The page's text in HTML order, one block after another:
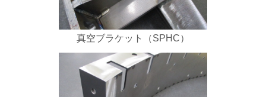
真空ブラケット（SPHC）